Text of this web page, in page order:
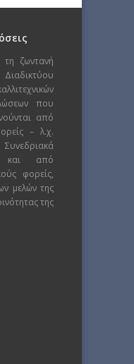
ζωντανή
που
από
– λ.χ.
και από
φορείς,
μελών της
της